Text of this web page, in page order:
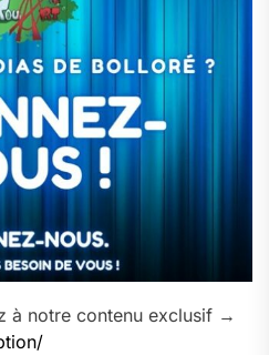
à notre contenu exclusif →